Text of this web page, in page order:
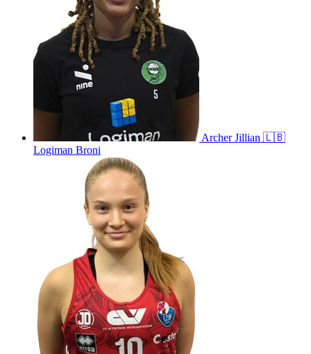
ArcherJillian 🇱🇧
Logiman Broni